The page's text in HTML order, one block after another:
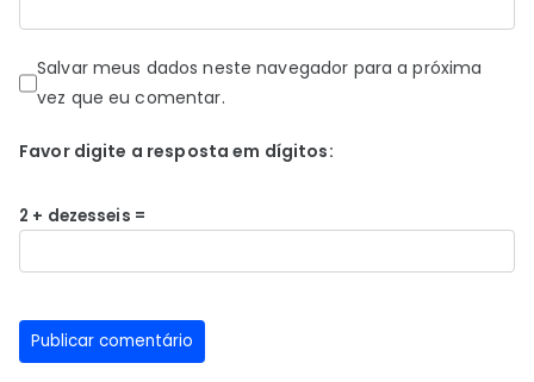
Salvar meus dados neste navegador para a próxima
vez que eu comentar.
Favor digite a resposta em dígitos:
2 + dezesseis =